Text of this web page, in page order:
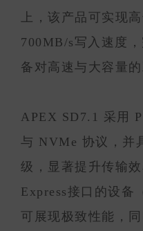
上，该产品可实现
700MB/s写入速度
备对高速与大容量的
APEX SD7.1 采用
与 NVMe 协议，并
级，显著提升传输
Express接口的设
可展现极致性能，